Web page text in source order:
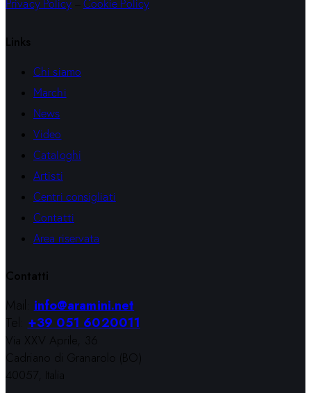
Privacy Policy Cookie Policy
Links
Chi siamo
Marchi
News
Video
Cataloghi
Artisti
Centri consigliati
Contatti
Area riservata
Contatti
Mail: info@aramini.net
Tel: +39 051 6020011
Via XXV Aprile, 36
Cadriano di Granarolo (BO)
40057, Italia